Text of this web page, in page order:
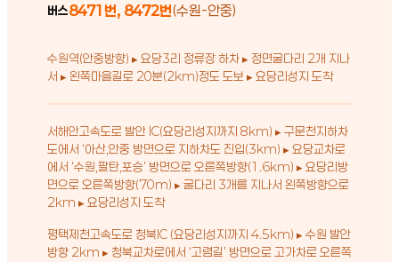
버스8471번, 8472번(수원-안중)
수원역(안중방향) ▸ 요당3리 정류장 하차 ▸ 정면굴다리 2개 지나
서 ▸ 왼쪽마을길로 20분(2km)정도 도보 ▸ 요당리성지 도착
서해안고속도로 발안 IC(요당리성지까지 8km) ▸ 구문천지하차
도에서 ‘아산,안중 방면으로 지하차도 진입(3km) ▸ 요당교차로
에서 ‘수원,팔탄,포승’ 방면으로 오른쪽방향(1.6km) ▸ 요당리방
면으로 오른쪽방향(70m) ▸ 굴다리 3개를 지나서 왼쪽방향으로
2km ▸ 요당리성지 도착
평택제천고속도로 청북IC (요당리성지까지 4.5km) ▸ 수원 발안
방향 2km ▸ 청북교차로에서 ‘고렴길’ 방면으로 고가차로 오른쪽